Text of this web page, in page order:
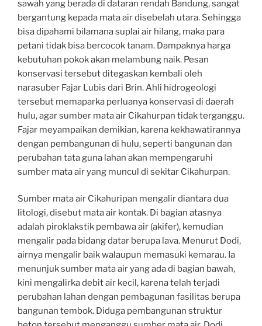
sawah yang berada di dataran rendah Bandung, sangat
bergantung kepada mata air disebelah utara. Sehingga
bisa dipahami bilamana suplai air hilang, maka para
petani tidak bisa bercocok tanam. Dampaknya harga
kebutuhan pokok akan melambung naik. Pesan
konservasi tersebut ditegaskan kembali oleh
narasuber Fajar Lubis dari Brin. Ahli hidrogeologi
tersebut memaparka perluanya konservasi di daerah
hulu, agar sumber mata air Cikahurpan tidak terganggu.
Fajar meyampaikan demikian, karena kekhawatirannya
dengan pembangunan di hulu, seperti bangunan dan
perubahan tata guna lahan akan mempengaruhi
sumber mata air yang muncul di sekitar Cikahurpan.
Sumber mata air Cikahuripan mengalir diantara dua
litologi, disebut mata air kontak. Di bagian atasnya
adalah piroklakstik pembawa air (akifer), kemudian
mengalir pada bidang datar berupa lava. Menurut Dodi,
airnya mengalir baik walaupun memasuki kemarau. Ia
menunjuk sumber mata air yang ada di bagian bawah,
kini mengalirka debit air kecil, karena telah terjadi
perubahan lahan dengan pembagunan fasilitas berupa
bangunan tembok. Diduga pembangunan struktur